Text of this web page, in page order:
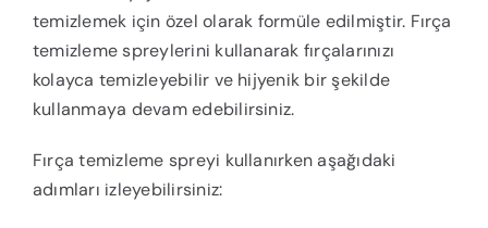
temizlemek için özel olarak formüle edilmiştir. Fırça
temizleme spreylerini kullanarak fırçalarınızı
kolayca temizleyebilir ve hijyenik bir şekilde
kullanmaya devam edebilirsiniz.
Fırça temizleme spreyi kullanırken aşağıdaki
adımları izleyebilirsiniz: